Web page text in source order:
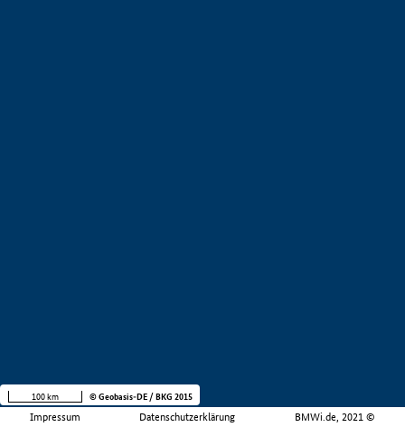
Impressum Datenschutzerklärung BMWi.de, 2021 ©
100 km © Geobasis-DE / BKG 2015